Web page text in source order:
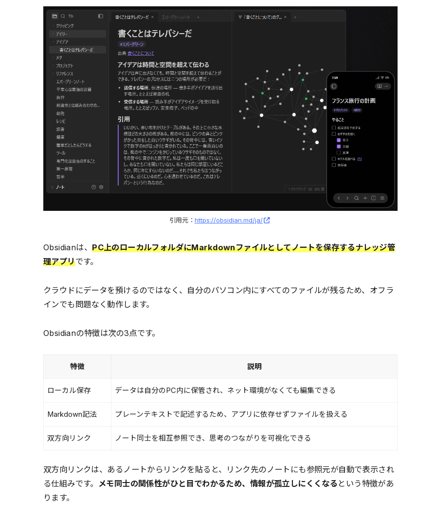
引用元： https://obsidian.md/ja/
Obsidianは、PC上のローカルフォルダにMarkdownファイルとしてノートを保存するナレッジ管
理アプリです。
クラウドにデータを預けるのではなく、自分のパソコン内にすべてのファイルが残るため、オフラ
インでも問題なく動作します。
Obsidianの特徴は次の3点です。
特徴 説明
ローカル保存 データは自分のPC内に保管され、ネット環境がなくても編集できる
Markdown記法 プレーンテキストで記述するため、アプリに依存せずファイルを扱える
双方向リンク ノート同士を相互参照でき、思考のつながりを可視化できる
双方向リンクは、あるノートからリンクを貼ると、リンク先のノートにも参照元が自動で表示され
る仕組みです。
メモ同士の関係性がひと目でわかるため、情報が孤立しにくくなる という特徴があ
ります。